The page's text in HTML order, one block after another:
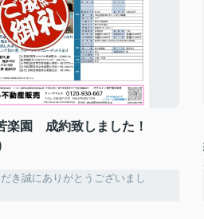
楽園 成約致しました！
き誠にありがとうございまし